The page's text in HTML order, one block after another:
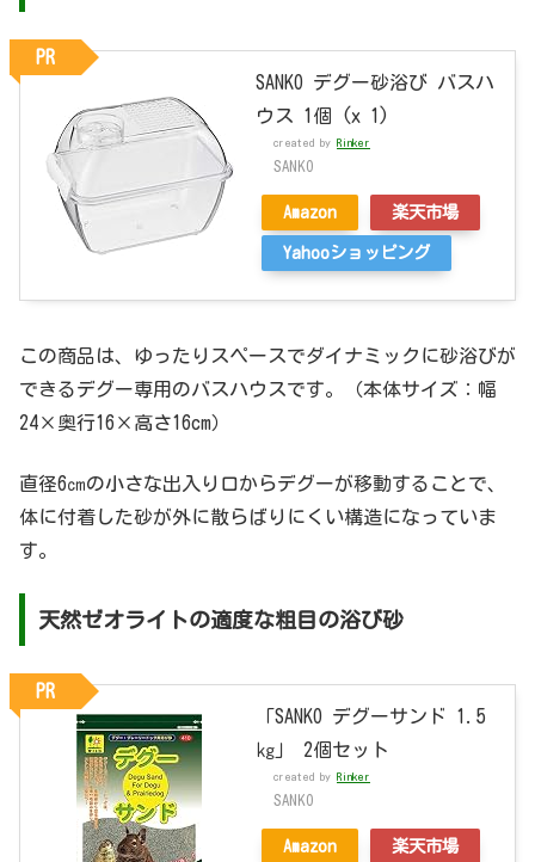
SANKO デグー砂浴び バスハ
ウス 1個 (x 1)
created by Rinker
SANKO
Amazon 楽天市場
Yahooショッピング
PR
この商品は、ゆったりスペースでダイナミックに砂浴びが
できるデグー専用のバスハウスです。（本体サイズ：幅
24×奥行16×高さ16cm）
直径6㎝の小さな出入り口からデグーが移動することで、
体に付着した砂が外に散らばりにくい構造になっていま
す。
天然ゼオライトの適度な粗目の浴び砂
「SANKO デグーサンド 1.5
㎏」 2個セット
created by Rinker
SANKO
Amazon 楽天市場
PR